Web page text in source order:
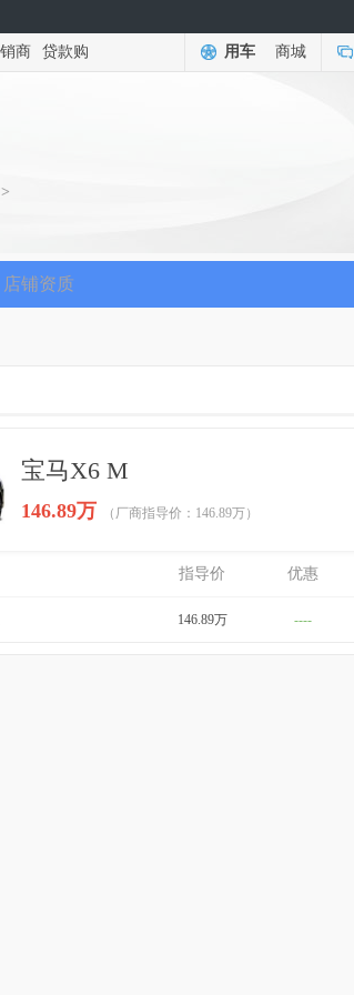
商 贷款购 用车 商城
>
店铺资质
宝马X6 M
146.89万
（厂商指导价：146.89万）
指导价 优惠
146.89万 ----